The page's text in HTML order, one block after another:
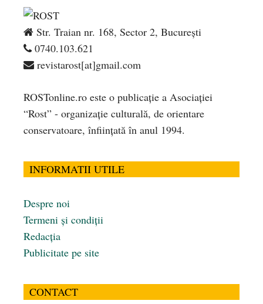
Str. Traian nr. 168, Sector 2, București
0740.103.621
revistarost[at]gmail.com
ROSTonline.ro este o publicaţie a Asociaţiei
“Rost” - organizaţie culturală, de orientare
conservatoare, înfiinţată în anul 1994.
INFORMATII UTILE
Despre noi
Termeni și condiții
Redacția
Publicitate pe site
CONTACT